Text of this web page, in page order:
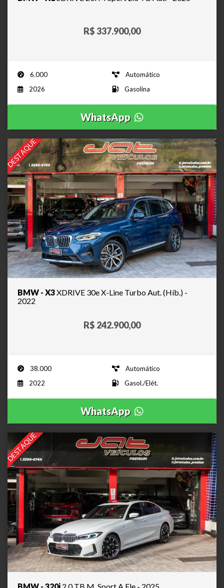
R$ 337.900,00
6.000
Automático
2026
Gasolina
WhatsApp
DESTAQUE
BMW - X3XDRIVE 30e X-Line Turbo Aut. (Híb.) -
2022
R$ 242.900,00
38.000
Automático
2022
Gasol./Elét.
WhatsApp
DESTAQUE